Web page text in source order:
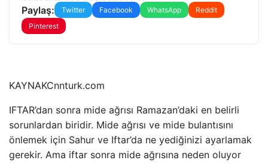
Paylaş: Twitter Facebook WhatsApp
Reddit
Pinterest
KAYNAKCnnturk.com
IFTAR’dan sonra mide ağrısı Ramazan’daki en belirli
sorunlardan biridir. Mide ağrısı ve mide bulantısını
önlemek için Sahur ve Iftar’da ne yediğinizi ayarlamak
gerekir. Ama iftar sonra mide ağrısına neden oluyor